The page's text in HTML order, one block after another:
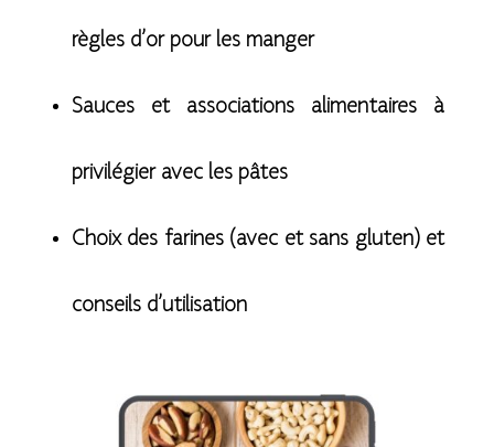
règles d’or pour les manger
Sauces et associations alimentaires à
privilégier avec les pâtes
Choix des farines (avec et sans gluten) et
conseils d’utilisation